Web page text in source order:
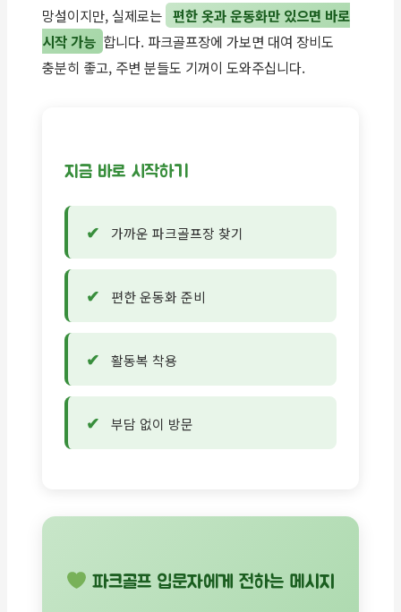
망설이지만, 실제로는 편한 옷과 운동화만 있으면 바로
시작 가능 합니다. 파크골프장에 가보면 대여 장비도
충분히 좋고, 주변 분들도 기꺼이 도와주십니다.
지금 바로 시작하기
가까운 파크골프장 찾기
편한 운동화 준비
활동복 착용
부담 없이 방문
파크골프 입문자에게 전하는 메시지